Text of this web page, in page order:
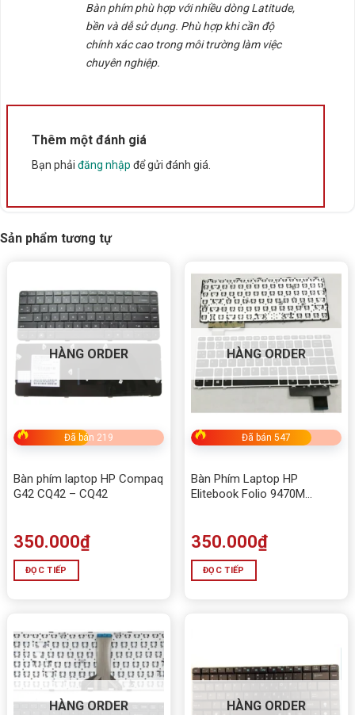
Thông số kỹ thuật
Trung Quốc
Bàn phím phù hợp với nhiều dòng Latitude,
bền và dễ sử dụng. Phù hợp khi cần độ
chính xác cao trong môi trường làm việc
chuyên nghiệp.
Thêm một đánh giá
Bạn phải đăng nhập để gửi đánh giá.
Sản phẩm tương tự
HÀNG ORDER
Đã bán 219
Bàn phím laptop HP Compaq
G42 CQ42 – CQ42
350.000₫
ĐỌC TIẾP
HÀNG ORDER
Đã bán 547
Bàn Phím Laptop HP
Elitebook Folio 9470M
350.000₫
ĐỌC TIẾP
HÀNG ORDER HÀNG ORDER